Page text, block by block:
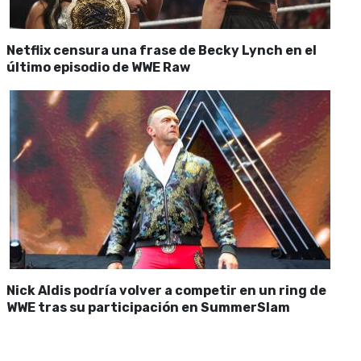
Netflix censura una frase de Becky Lynch en el
último episodio de WWE Raw
Nick Aldis podría volver a competir en un ring de
WWE tras su participación en SummerSlam